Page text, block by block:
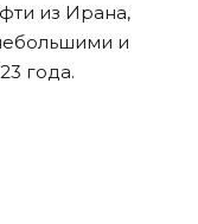
из Ирана,
и
года.